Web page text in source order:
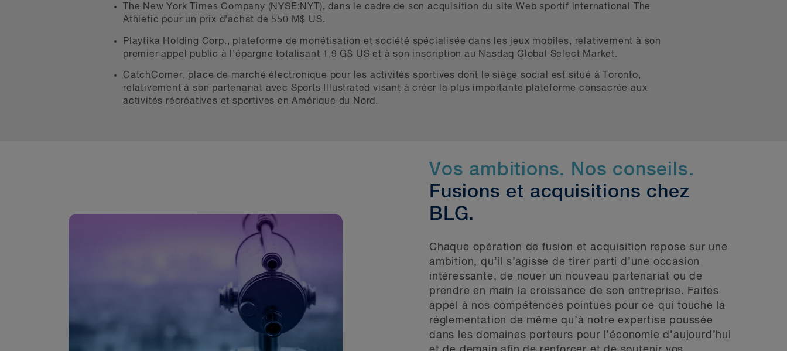
The New York Times Company (NYSE:NYT), dans le cadre de son acquisition du site Web sportif international The
Athletic pour un prix d’achat de 550 M$ US.
Playtika Holding Corp., plateforme de monétisation et société spécialisée dans les jeux mobiles, relativement à son
premier appel public à l’épargne totalisant 1,9 G$ US et à son inscription au Nasdaq Global Select Market.
CatchCorner, place de marché électronique pour les activités sportives dont le siège social est situé à Toronto,
relativement à son partenariat avec Sports Illustrated visant à créer la plus importante plateforme consacrée aux
activités récréatives et sportives en Amérique du Nord.
Vos ambitions. Nos conseils.
Fusions et acquisitions chez
BLG.
Chaque opération de fusion et acquisition repose sur une
ambition, qu’il s’agisse de tirer parti d’une occasion
intéressante, de nouer un nouveau partenariat ou de
prendre en main la croissance de son entreprise. Faites
appel à nos compétences pointues pour ce qui touche la
réglementation de même qu’à notre expertise poussée
dans les domaines porteurs pour l’économie d’aujourd’hui